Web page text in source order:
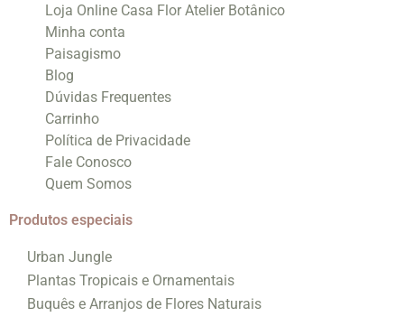
Loja Online Casa Flor Atelier Botânico
Minha conta
Paisagismo
Blog
Dúvidas Frequentes
Carrinho
Política de Privacidade
Fale Conosco
Quem Somos
Produtos especiais
Urban Jungle
Plantas Tropicais e Ornamentais
Buquês e Arranjos de Flores Naturais